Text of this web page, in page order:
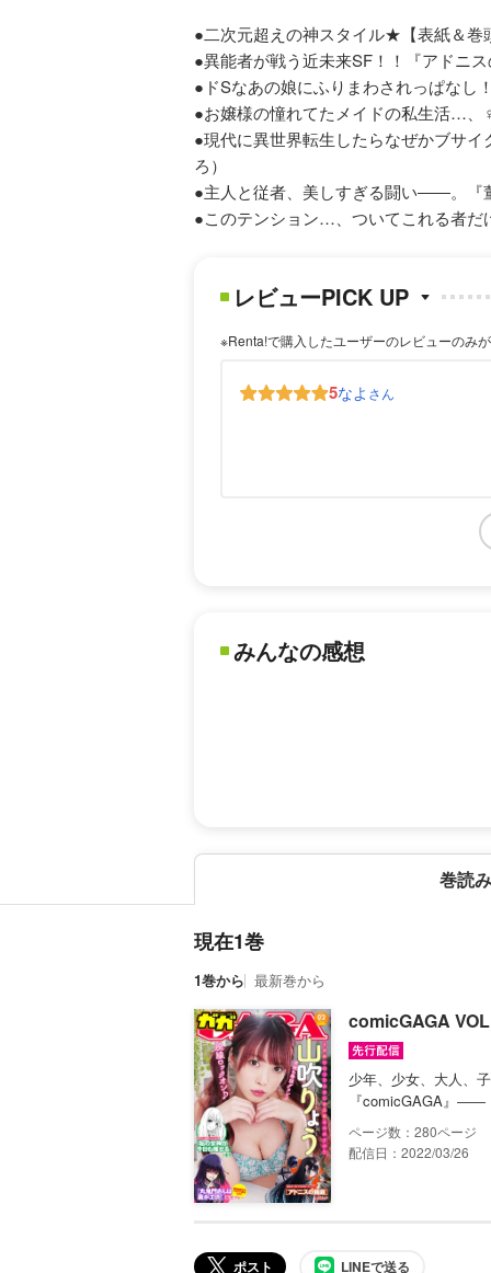
●二次元超えの神スタイル★【表紙＆巻
●異能者が戦う近未来SF！！『アドニ
●ドSなあの娘にふりまわされっぱなし
●お嬢様の憧れてたメイドの私生活…
●現代に異世界転生したらなぜかブサ
ろ）
●主人と従者、美しすぎる闘い――。『
●このテンション…、ついてこれる者だ
レビューPICK UP
※Renta!で購入したユーザーのレビューのみ
5なよ さん
みんなの感想
巻読み
現在1巻
1巻から 最新巻から
comicGAGA
少年、少女、大人、
『comicGAGA』――
280
配信日：2022/03/26
ポスト LINEで送る